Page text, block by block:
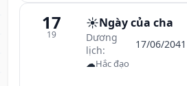
17
19
☀️Ngày của cha
Dương
lịch:
17/06/2041
☁Hắc đạo